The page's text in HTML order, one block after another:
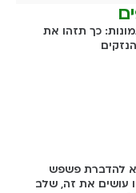
כך תזהו את
להדברת פשפש
עושים את זה, שלב